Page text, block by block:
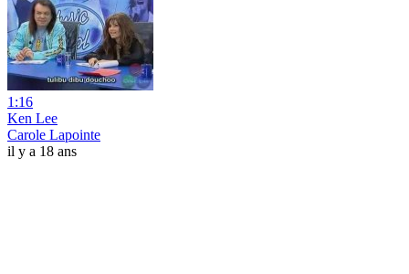
1:16
Ken Lee
Carole Lapointe
il y a 18 ans